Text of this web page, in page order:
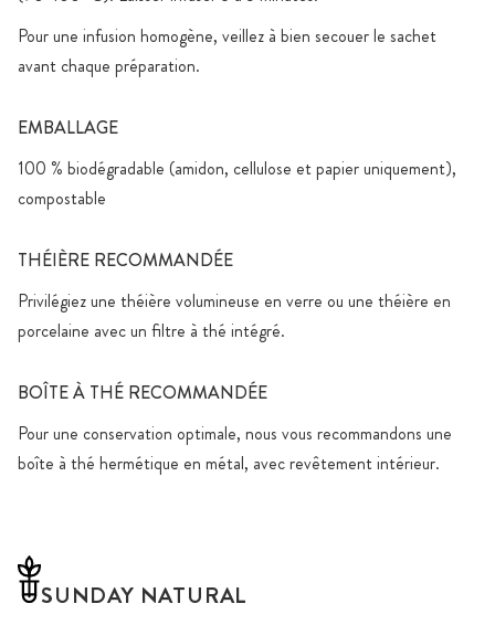
Pour une infusion homogène, veillez à bien secouer le sachet
avant chaque préparation.
EMBALLAGE
100 % biodégradable (amidon, cellulose et papier uniquement),
compostable
THÉIÈRE RECOMMANDÉE
Privilégiez une théière volumineuse en verre ou une théière en
porcelaine avec un filtre à thé intégré.
BOÎTE À THÉ RECOMMANDÉE
Pour une conservation optimale, nous vous recommandons une
boîte à thé hermétique en métal, avec revêtement intérieur.
SUNDAY NATURAL